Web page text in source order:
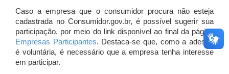
Caso a empresa que o consumidor procura não esteja
cadastrada no Consumidor.gov.br, é possível sugerir sua
participação, por meio do link disponível ao final da página
Empresas Participantes. Destaca-se que, como a adesão
é voluntária, é necessário que a empresa tenha interesse
em participar.